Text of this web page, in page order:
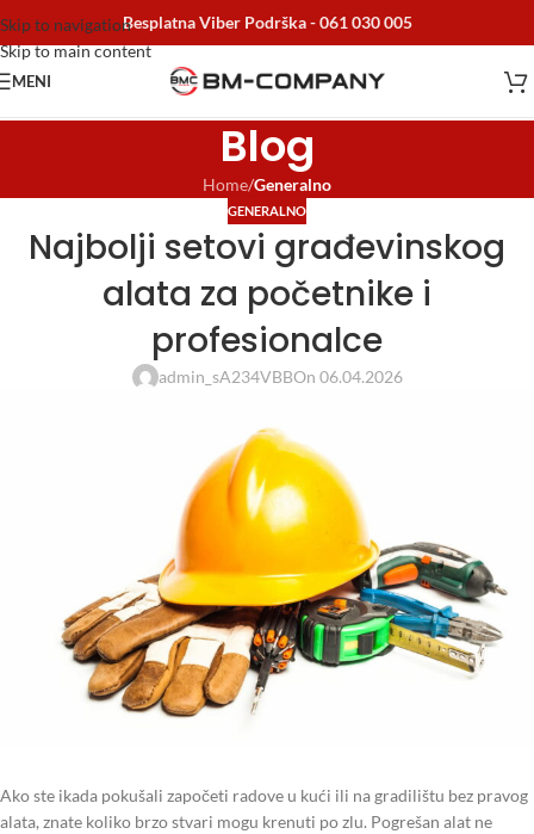
Skip to navigation
Skip to main content
Besplatna Viber Podrška -061 030 005
MENI
Blog
Home/Generalno
GENERALNO
Najbolji setovi građevinskog
alata za početnike i
profesionalce
admin_sA234VBBOn 06.04.2026
Ako ste ikada pokušali započeti radove u kući ili na gradilištu bez pravog
alata, znate koliko brzo stvari mogu krenuti po zlu. Pogrešan alat ne